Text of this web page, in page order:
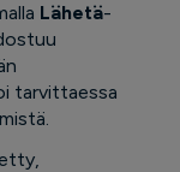
Lähetä-
tarvittaessa